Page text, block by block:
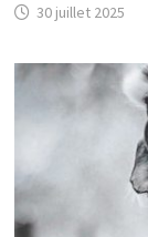
30 juillet 2025